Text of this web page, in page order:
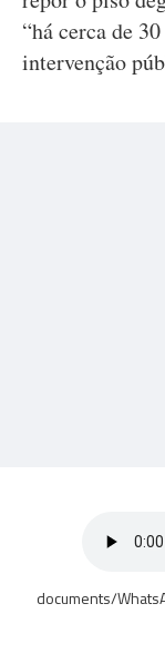
“há cerca de
intervenção
documents/